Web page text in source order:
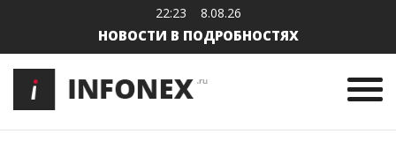
22:23 8.08.26
НОВОСТИ В ПОДРОБНОСТЯХ